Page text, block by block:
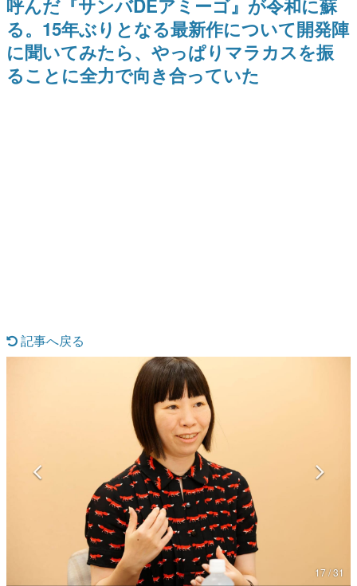
赫本
この物語を解いてはいけない。『赫本』は、〈試験問題〉
の形をした短編ホラー小説集です。
新世代に訊く
具体的な形から解き明かしていく、硬派で骨太な評論連載
ゲームが変えた日本語
「経験値」「裏技」「ラスボス」… ゲームにまつわる言葉
の起源や用法の変遷を、コンピューター文化史研究家・タ
イニーP氏が徹底調査。
カテゴリ
呼んだ『サンバDEアミーゴ』が令和に蘇
る。15年ぶりとなる最新作について開発陣
に聞いてみたら、やっぱりマラカスを振
ることに全力で向き合っていた
記事へ戻る
17 / 31